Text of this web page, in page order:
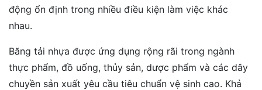
động ổn định trong nhiều điều kiện làm việc khác
nhau.
Băng tải nhựa được ứng dụng rộng rãi trong ngành
thực phẩm, đồ uống, thủy sản, dược phẩm và các dây
chuyền sản xuất yêu cầu tiêu chuẩn vệ sinh cao. Khả